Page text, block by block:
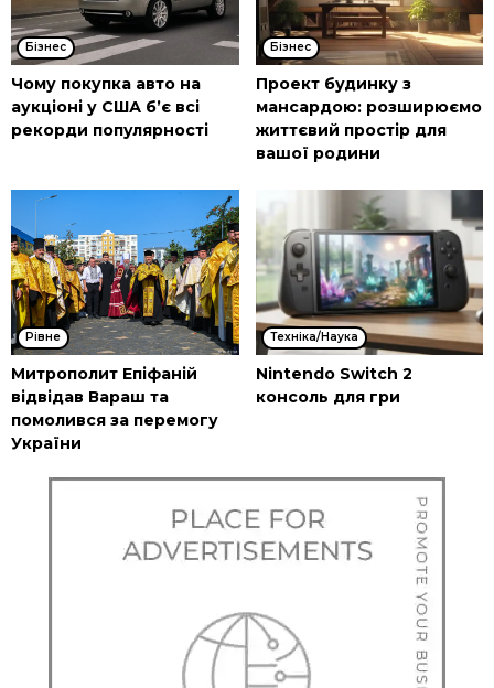
Бізнес
Чому покупка авто на
аукціоні у США б’є всі
рекорди популярності
Бізнес
Проект будинку з
мансардою: розширюємо
життєвий простір для
вашої родини
Рівне
Митрополит Епіфаній
відвідав Вараш та
помолився за перемогу
України
Техніка/Наука
Nintendo Switch 2
консоль для гри